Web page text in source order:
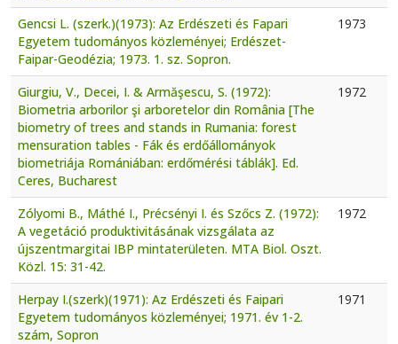
Gencsi L. (szerk.)(1973): Az Erdészeti és Fapari
Egyetem tudományos közleményei; Erdészet-
Faipar-Geodézia; 1973. 1. sz. Sopron.
1973
Giurgiu, V., Decei, I. & Armăşescu, S. (1972):
Biometria arborilor şi arboretelor din România [The
biometry of trees and stands in Rumania: forest
mensuration tables - Fák és erdőállományok
biometriája Romániában: erdőmérési táblák]. Ed.
Ceres, Bucharest
1972
Zólyomi B., Máthé I., Précsényi I. és Szőcs Z. (1972):
A vegetáció produktivitásának vizsgálata az
újszentmargitai IBP mintaterületen. MTA Biol. Oszt.
Közl. 15: 31-42.
1972
Herpay I.(szerk)(1971): Az Erdészeti és Faipari
Egyetem tudományos közleményei; 1971. év 1-2.
szám, Sopron
1971